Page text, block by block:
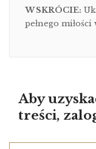
W SKRÓCIE:
pełnego miłości
Aby
treści,